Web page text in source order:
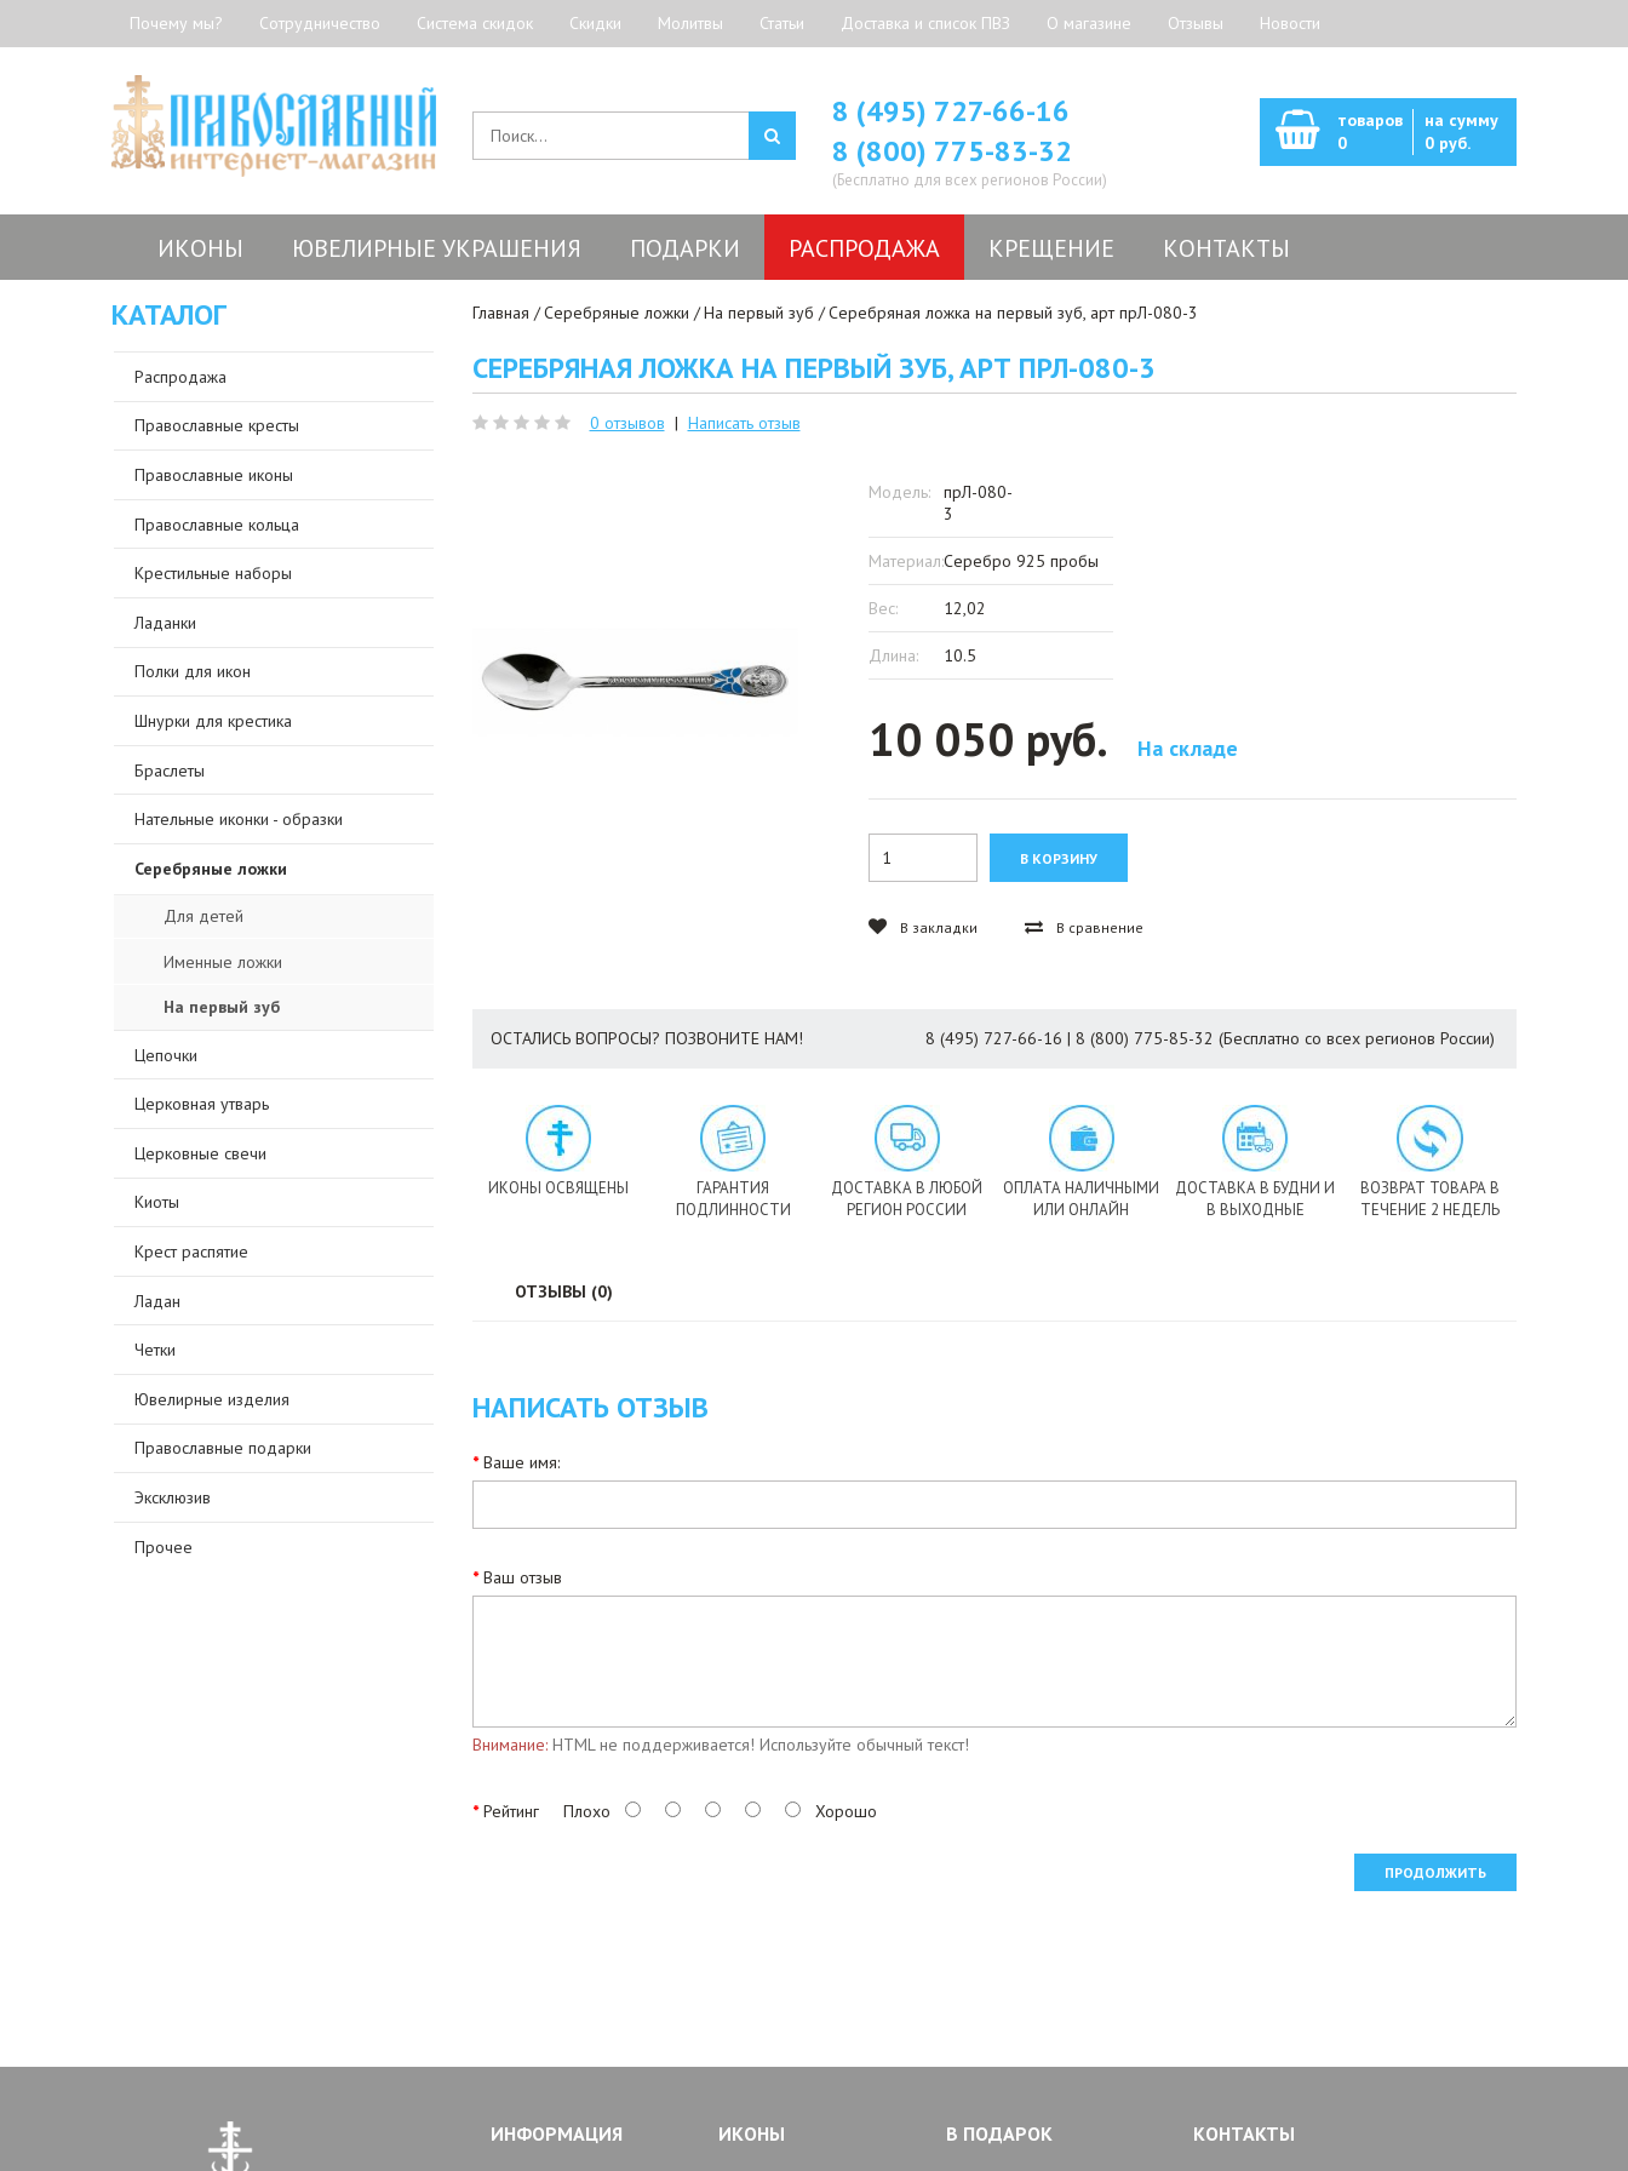
Почему мы? Сотрудничество Система скидок Скидки Молитвы Статьи Доставка и список ПВЗ О магазине Отзывы Новости
8 (495) 727-66-16
8 (800) 775-83-32
(Бесплатно для всех регионов России)
товаров
0
на сумму
0 руб.
ИКОНЫ ЮВЕЛИРНЫЕ УКРАШЕНИЯ ПОДАРКИ РАСПРОДАЖА КРЕЩЕНИЕ КОНТАКТЫ
КАТАЛОГ
Распродажа
Православные кресты
Православные иконы
Православные кольца
Крестильные наборы
Ладанки
Полки для икон
Шнурки для крестика
Браслеты
Нательные иконки - образки
Серебряные ложки
Для детей
Именные ложки
На первый зуб
Цепочки
Церковная утварь
Церковные свечи
Киоты
Крест распятие
Ладан
Четки
Ювелирные изделия
Православные подарки
Эксклюзив
Прочее
Главная Серебряные ложки На первый зуб Серебряная ложка на первый зуб, арт прЛ-080-3
СЕРЕБРЯНАЯ ЛОЖКА НА ПЕРВЫЙ ЗУБ, АРТ ПРЛ-080-3
0 отзывов | Написать отзыв
Модель:
прЛ-080-
3
Материал:Серебро 925 пробы
Вес: 12,02
Длина: 10.5
10 050 руб. На складе
В закладки В сравнение
ОСТАЛИСЬ ВОПРОСЫ? ПОЗВОНИТЕ НАМ! 8 (495) 727-66-16 | 8 (800) 775-85-32 (Бесплатно со всех регионов России)
ИКОНЫ ОСВЯЩЕНЫ
ГАРАНТИЯ
ПОДЛИННОСТИ
ДОСТАВКА В ЛЮБОЙ
РЕГИОН РОССИИ
ОПЛАТА НАЛИЧНЫМИ
ИЛИ ОНЛАЙН
ДОСТАВКА В БУДНИ И
В ВЫХОДНЫЕ
ВОЗВРАТ ТОВАРА В
ТЕЧЕНИЕ 2 НЕДЕЛЬ
ОТЗЫВЫ (0)
НАПИСАТЬ ОТЗЫВ
Ваше имя:
Ваш отзыв
Внимание:HTML не поддерживается! Используйте обычный текст!
РейтингПлохо Хорошо
ПРОДОЛЖИТЬ
ИНФОРМАЦИЯ ИКОНЫ В ПОДАРОК КОНТАКТЫ